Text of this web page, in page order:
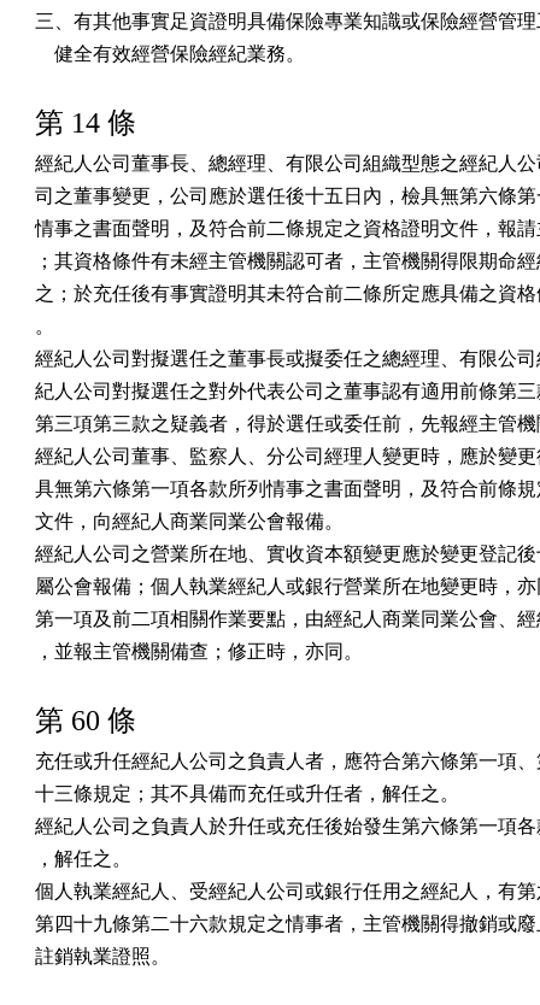
三、有其他事實足資證明具備保險專業知識或保險經營管
    健全有效經營保險經紀業務。
第 14 條
經紀人公司董事長、總經理、有限公司組織型態之經紀人
司之董事變更，公司應於選任後十五日內，檢具無第六條
情事之書面聲明，及符合前二條規定之資格證明文件，報
；其資格條件有未經主管機關認可者，主管機關得限期命
之；於充任後有事實證明其未符合前二條所定應具備之資
。
經紀人公司對擬選任之董事長或擬委任之總經理、有限公
紀人公司對擬選任之對外代表公司之董事認有適用前條第
第三項第三款之疑義者，得於選任或委任前，先報經主管
經紀人公司董事、監察人、分公司經理人變更時，應於變
具無第六條第一項各款所列情事之書面聲明，及符合前條
文件，向經紀人商業同業公會報備。
經紀人公司之營業所在地、實收資本額變更應於變更登記
屬公會報備；個人執業經紀人或銀行營業所在地變更時，
第一項及前二項相關作業要點，由經紀人商業同業公會、
，並報主管機關備查；修正時，亦同。
第 60 條
充任或升任經紀人公司之負責人者，應符合第六條第一項
十三條規定；其不具備而充任或升任者，解任之。
經紀人公司之負責人於升任或充任後始發生第六條第一項
，解任之。
個人執業經紀人、受經紀人公司或銀行任用之經紀人，有
第四十九條第二十六款規定之情事者，主管機關得撤銷或
註銷執業證照。